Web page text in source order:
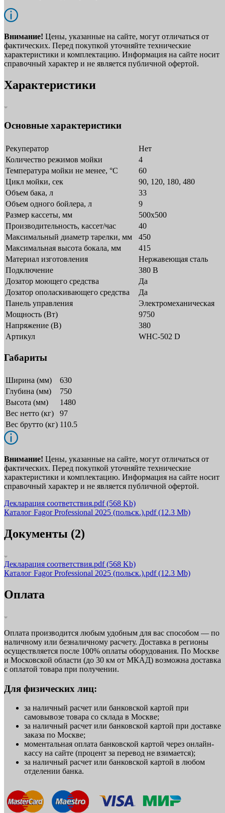
Внимание! Цены, указанные на сайте, могут отличаться от
фактических. Перед покупкой уточняйте технические
характеристики и комплектацию. Информация на сайте носит
справочный характер и не является публичной офертой.
Характеристики
Основные характеристики
Рекуператор
Нет
Количество режимов мойки
4
Температура мойки не менее, °С
60
Цикл мойки, сек
90, 120, 180, 480
Объем бака, л
33
Объем одного бойлера, л
9
Размер кассеты, мм
500х500
Производительность, кассет/час
40
Максимальный диаметр тарелки, мм
450
Максимальная высота бокала, мм
415
Материал изготовления
Нержавеющая сталь
Подключение
380 В
Дозатор моющего средства
Да
Дозатор ополаскивающего средства
Да
Панель управления
Электромеханическая
Мощность (Вт)
9750
Напряжение (В)
380
Артикул
WHC-502 D
Габариты
Ширина (мм)
630
Глубина (мм)
750
Высота (мм)
1480
Вес нетто (кг)
97
Вес брутто (кг) 110.5
Внимание! Цены, указанные на сайте, могут отличаться от
фактических. Перед покупкой уточняйте технические
характеристики и комплектацию. Информация на сайте носит
справочный характер и не является публичной офертой.
Декларация соответствия.pdf(568 Kb)
Каталог Fagor Professional 2025 (польск.).pdf(12.3 Mb)
Документы (2)
Декларация соответствия.pdf(568 Kb)
Каталог Fagor Professional 2025 (польск.).pdf(12.3 Mb)
Оплата
Оплата производится любым удобным для вас способом — по
наличному или безналичному расчету. Доставка в регионы
осуществляется после 100% оплаты оборудования. По Москве
и Московской области (до 30 км от МКАД) возможна доставка
с оплатой товара при получении.
Для физических лиц:
за наличный расчет или банковской картой при
самовывозе товара со склада в Москве;
за наличный расчет или банковской картой при доставке
заказа по Москве;
моментальная оплата банковской картой через онлайн-
кассу на сайте (процент за перевод не взимается);
за наличный расчет или банковской картой в любом
отделении банка.